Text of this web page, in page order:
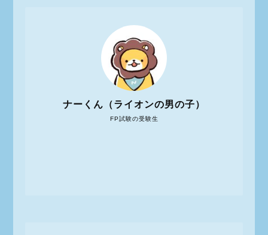
FP試験の受験生
ナーくん（ライオンの男の子）